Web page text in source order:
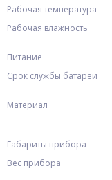
Рабочая температура
Рабочая влажность
Питание
Срок службы батареи
Материал
Габариты прибора
Вес прибора